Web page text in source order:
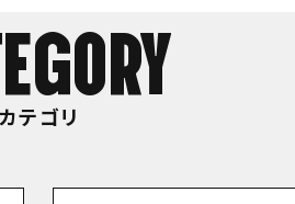
カテゴリ